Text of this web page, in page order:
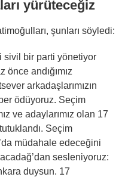
yürüteceğiz
şunları söyledi:
sivil bir parti yönetiyor
önce andığımız
arkadaşlarımızın
ödüyoruz. Seçim
ve adaylarımız olan 17
Seçim
müdahale edeceğini
sesleniyoruz:
duysun. 17